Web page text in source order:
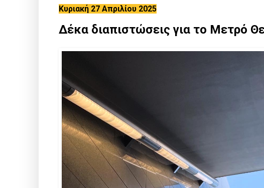
Κυριακή 27 Απριλίου 2025
Δέκα διαπιστώσεις για το Μετρό